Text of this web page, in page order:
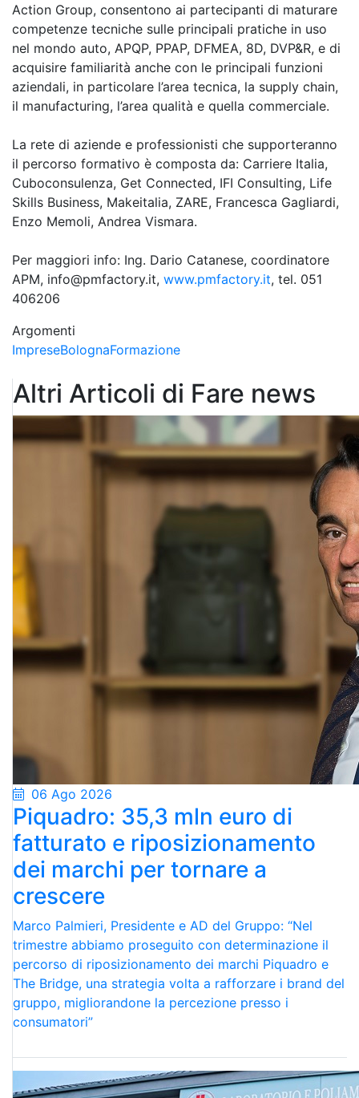
Action Group, consentono ai partecipanti di maturare
competenze tecniche sulle principali pratiche in uso
nel mondo auto, APQP, PPAP, DFMEA, 8D, DVP&R, e di
acquisire familiarità anche con le principali funzioni
aziendali, in particolare l’area tecnica, la supply chain,
il manufacturing, l’area qualità e quella commerciale.
La rete di aziende e professionisti che supporteranno
il percorso formativo è composta da: Carriere Italia,
Cuboconsulenza, Get Connected, IFI Consulting, Life
Skills Business, Makeitalia, ZARE, Francesca Gagliardi,
Enzo Memoli, Andrea Vismara.
Per maggiori info: Ing. Dario Catanese, coordinatore
APM, info@pmfactory.it, www.pmfactory.it, tel. 051
406206
Argomenti
ImpreseBolognaFormazione
Altri Articoli di Fare news
06 Ago 2026
Piquadro: 35,3 mln euro di
fatturato e riposizionamento
dei marchi per tornare a
crescere
Marco Palmieri, Presidente e AD del Gruppo: “Nel
trimestre abbiamo proseguito con determinazione il
percorso di riposizionamento dei marchi Piquadro e
The Bridge, una strategia volta a rafforzare i brand del
gruppo, migliorandone la percezione presso i
consumatori”